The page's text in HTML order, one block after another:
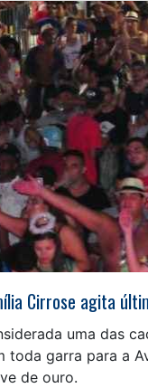
Cirrose agita
uma das
toda garra para a
de ouro.